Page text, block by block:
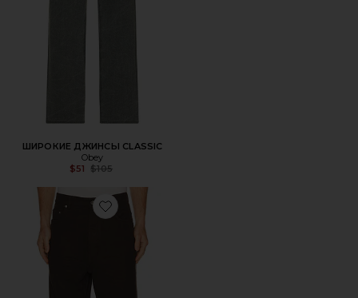
ШИРОКИЕ ДЖИНСЫ CLASSIC
Obey
$51 Previous price:
$105
Favorite ДЖИНСЫ GETH